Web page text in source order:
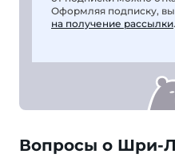
Оформляя подписку, вы
на получение рассылки.
Вопросы о Шри-